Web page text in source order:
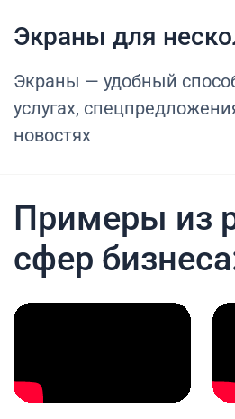
Экраны для
Экраны — удобный
услугах,
новостях
Примеры из
сфер